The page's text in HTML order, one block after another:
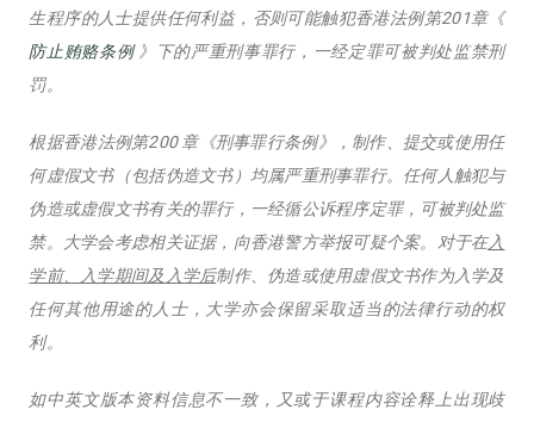
生程序的人士提供任何利益，否则可能触犯香港法例第201章《
防止贿赂条例》下的严重刑事罪行，一经定罪可被判处监禁刑
罚。
根据香港法例第200 章《刑事罪行条例》，制作、提交或使用任
何虚假文书（包括伪造文书）均属严重刑事罪行。任何人触犯与
伪造或虚假文书有关的罪行，一经循公诉程序定罪，可被判处监
禁。大学会考虑相关证据，向香港警方举报可疑个案。对于在入
学前、入学期间及入学后制作、伪造或使用虚假文书作为入学及
任何其他用途的人士，大学亦会保留采取适当的法律行动的权
利。
如中英文版本资料信息不一致，又或于课程内容诠释上出现歧